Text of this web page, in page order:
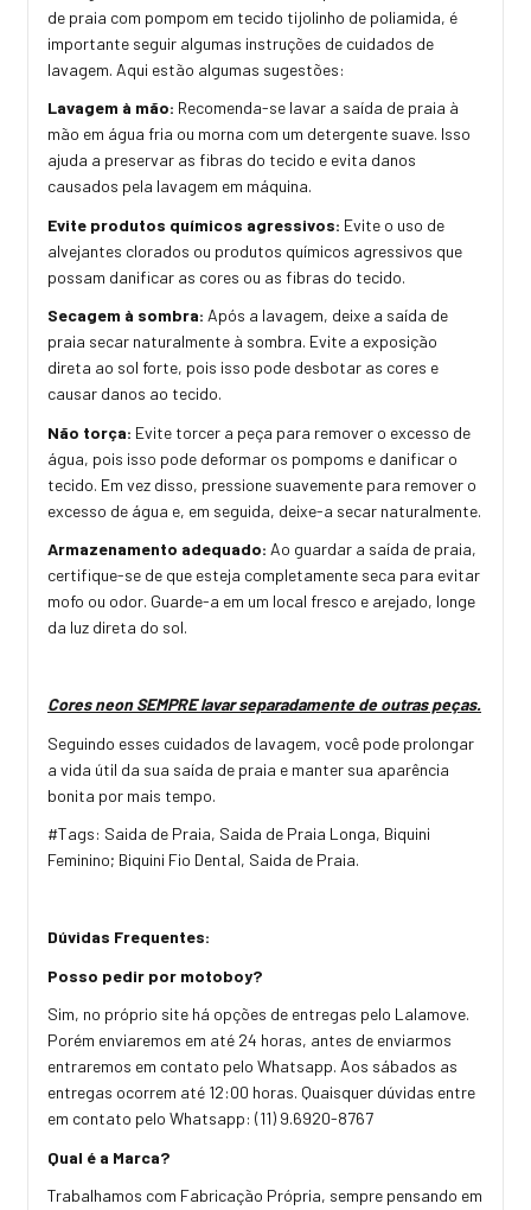
de praia com pompom em tecido tijolinho de poliamida, é
importante seguir algumas instruções de cuidados de
lavagem. Aqui estão algumas sugestões:
Lavagem à mão: Recomenda-se lavar a saída de praia à
mão em água fria ou morna com um detergente suave. Isso
ajuda a preservar as fibras do tecido e evita danos
causados pela lavagem em máquina.
Evite produtos químicos agressivos: Evite o uso de
alvejantes clorados ou produtos químicos agressivos que
possam danificar as cores ou as fibras do tecido.
Secagem à sombra: Após a lavagem, deixe a saída de
praia secar naturalmente à sombra. Evite a exposição
direta ao sol forte, pois isso pode desbotar as cores e
causar danos ao tecido.
Não torça: Evite torcer a peça para remover o excesso de
água, pois isso pode deformar os pompoms e danificar o
tecido. Em vez disso, pressione suavemente para remover o
excesso de água e, em seguida, deixe-a secar naturalmente.
Armazenamento adequado: Ao guardar a saída de praia,
certifique-se de que esteja completamente seca para evitar
mofo ou odor. Guarde-a em um local fresco e arejado, longe
da luz direta do sol.
Cores neon SEMPRE lavar separadamente de outras peças.
Seguindo esses cuidados de lavagem, você pode prolongar
a vida útil da sua saída de praia e manter sua aparência
bonita por mais tempo.
#Tags: Saida de Praia, Saida de Praia Longa, Biquini
Feminino; Biquini Fio Dental, Saida de Praia.
Dúvidas Frequentes:
Posso pedir por motoboy?
Sim, no próprio site há opções de entregas pelo Lalamove.
Porém enviaremos em até 24 horas, antes de enviarmos
entraremos em contato pelo Whatsapp. Aos sábados as
entregas ocorrem até 12:00 horas. Quaisquer dúvidas entre
em contato pelo Whatsapp: (11) 9.6920-8767
Qual é a Marca?
Trabalhamos com Fabricação Própria, sempre pensando em